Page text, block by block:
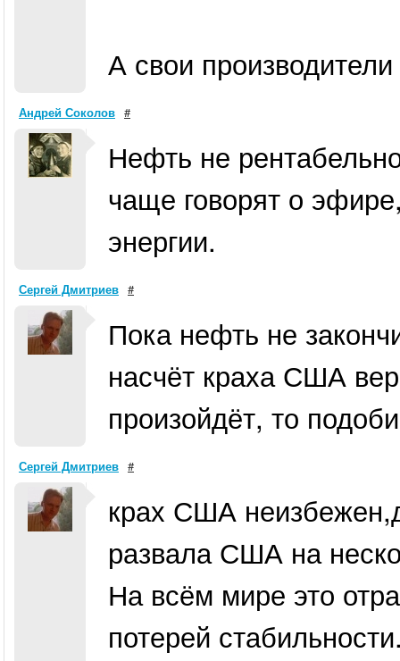
А свои
Андрей Соколов #
Нефть не
чаще говорят о
энергии.
Сергей Дмитриев #
Пока нефть не
насчёт краха США
произойдёт, то
Сергей Дмитриев #
крах США
развала США на
На всём мире это
потерей